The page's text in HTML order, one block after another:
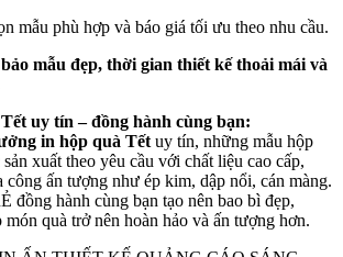
mẫu phù hợp và báo giá tối ưu theo nhu cầu.
mẫu đẹp, thời gian thiết kế thoải mái và
uy tín – đồng hành cùng bạn:
in hộp quà Tết uy tín, những mẫu hộp
xuất theo yêu cầu với chất liệu cao cấp,
công ấn tượng như ép kim, dập nổi, cán màng.
hành cùng bạn tạo nên bao bì đẹp,
quà trở nên hoàn hảo và ấn tượng hơn.